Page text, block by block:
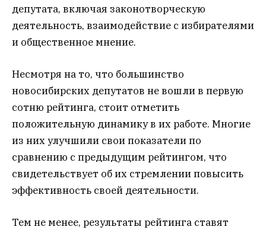
депутата, включая законотворческую
деятельность, взаимодействие с избирателями
и общественное мнение.
Несмотря на то, что большинство
новосибирских депутатов не вошли в первую
сотню рейтинга, стоит отметить
положительную динамику в их работе. Многие
из них улучшили свои показатели по
сравнению с предыдущим рейтингом, что
свидетельствует об их стремлении повысить
эффективность своей деятельности.
Тем не менее, результаты рейтинга ставят